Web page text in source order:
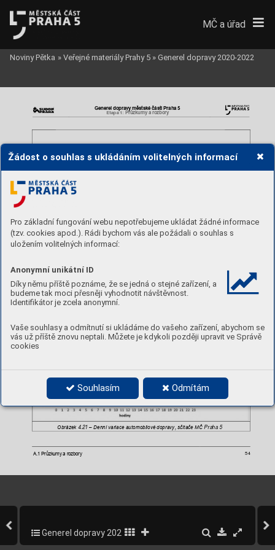
Žádost o souhlas s ukládáním volitelných informací
Pro základní fungování webu nepotřebujeme ukládat žádné informace
(tzv. cookies apod.). Rádi bychom vás ale požádali o souhlas s
uložením volitelných informací:
Anonymní unikátní ID
Díky němu příště poznáme, že se jedná o stejné zařízení, a
budeme tak moci přesněji vyhodnotit návštěvnost.
Identifikátor je zcela anonymní.
Vaše souhlasy a odmítnutí si ukládáme do vašeho zařízení, abychom se
vás už příště znovu neptali. Můžete je kdykoli později upravit ve Správě
cookies
Souhlasím Odmítám
Generel dopravy městské části Praha 5
Etapa 1: Průzkumy a rozbory
A.1 Průzkumy a rozbory 54
Obrázek 4.20 – Automatické sčítače, ze kterých byla vyhodnocován riace
Obrázek 4.21 – Denní variace automobilové dopravy, sčítače MČ Praha 5
MČ a úřad
Noviny Pětka » Veřejné materiály Prahy 5 » Generel dopravy 2020-2022
Generel dopravy 2020-2022